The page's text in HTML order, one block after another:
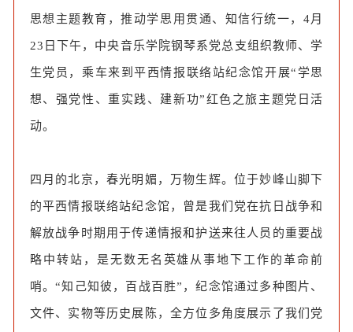
思想主题教育，推动学思用贯通、知信行统一，4月
23日下午，中央音乐学院钢琴系党总支组织教师、学
生党员，乘车来到平西情报联络站纪念馆开展“学思
想、强党性、重实践、建新功”红色之旅主题党日活
动。
四月的北京，春光明媚，万物生辉。位于妙峰山脚下
的平西情报联络站纪念馆，曾是我们党在抗日战争和
解放战争时期用于传递情报和护送来往人员的重要战
略中转站，是无数无名英雄从事地下工作的革命前
哨。“知己知彼，百战百胜”，纪念馆通过多种图片、
文件、实物等历史展陈，全方位多角度展示了我们党